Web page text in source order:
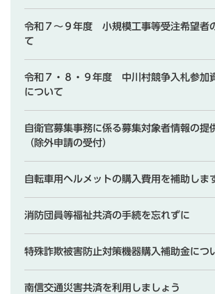
令和７～９年度 小規模工事等受注希望者
て
令和７・８・９年度 中川村競争入札参加
について
自衛官募集事務に係る募集対象者情報の提
（除外申請の受付）
自転車用ヘルメットの購入費用を補助しま
消防団員等福祉共済の手続を忘れずに
特殊詐欺被害防止対策機器購入補助金につ
南信交通災害共済を利用しましょう